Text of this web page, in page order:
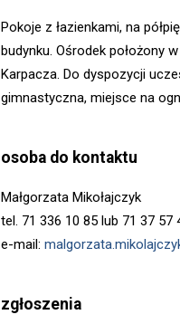
Pokoje z łazienkami, na
budynku. Ośrodek położony
Karpacza. Do dyspozycji
gimnastyczna, miejsce na
osoba do kontaktu
Małgorzata Mikołajczyk
tel. 71 336 10 85 lub 71 37 57
e-mail:
zgłoszenia